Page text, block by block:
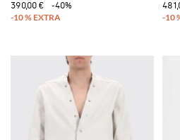
390,00 €
-40%